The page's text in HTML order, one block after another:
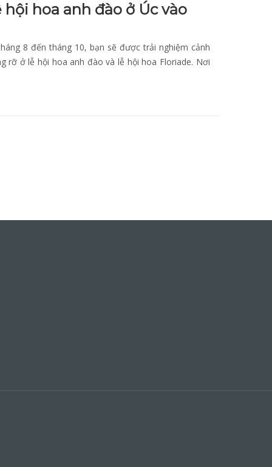
hoa anh đào ở Úc vào
8 đến tháng 10, bạn sẽ được trải nghiệm cảnh
rỡ ở lễ hội hoa anh đào và lễ hội hoa Floriade. Nơi